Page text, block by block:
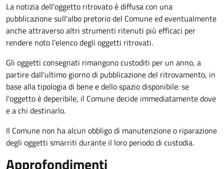
La notizia dell’oggetto ritrovato è diffusa con una
pubblicazione sull'albo pretorio del Comune ed eventualmente
anche attraverso altri strumenti ritenuti più efficaci per
rendere noto l’elenco degli oggetti ritrovati.
Gli oggetti consegnati rimangono custoditi per un anno, a
partire dall'ultimo giorno di pubblicazione del ritrovamento, in
base alla tipologia di bene e dello spazio disponibile: se
l’oggetto è deperibile, il Comune decide immediatamente dove
e a chi destinarlo.
Il Comune non ha alcun obbligo di manutenzione o riparazione
degli oggetti smarriti durante il loro periodo di custodia.
Approfondimenti